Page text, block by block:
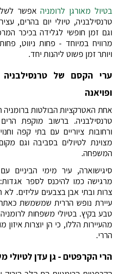
בטיול מאורגן לרומניהאפשר
טרנסילבניה, טיולי יום בהרים,
וגם זמן חופשי לגלידה בכיכר
מרוויח במיוחד - פחות ניווט,
ויותר זמן פשוט ליהנות יחד.
ערי הקסם של
ופויאנה
אחת האטרקציות הבולטות ברומניה
טרנסילבניה. ברשוב מוקפת
ורחובות ציוריים עם בתי קפה
מצוינת לטיולים בסביבה וגם
המשפחה.
סיגישוארה, עיר מימי הביניים
מרגישה כמו להיכנס לספר
צרות ובתי אבן בצבעים עליזים.
עיירת נופש הררית שמשמשת כאתר
טבע בקיץ. בטיולי משפחות
מהעיירות הללו, כי הן יוצרות איזון
הררי.
הרי הקרפטים - גן עדן לטיולי